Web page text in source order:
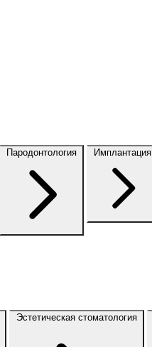
Пародонтология Имплантация
Эстетическая стоматология